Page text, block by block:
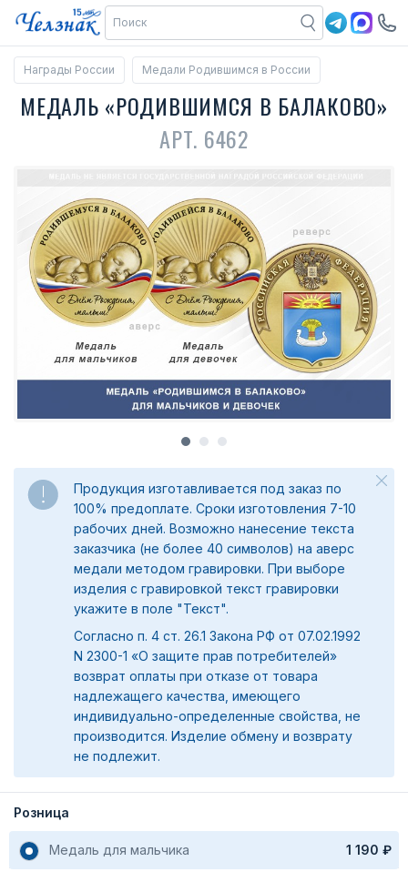
Награды России Медали Родившимся в России
МЕДАЛЬ «РОДИВШИМСЯ В БАЛАКОВО»
АРТ. 6462
Продукция изготавливается под заказ по
100% предоплате. Сроки изготовления 7-10
рабочих дней. Возможно нанесение текста
заказчика (не более 40 символов) на аверс
медали методом гравировки. При выборе
изделия с гравировкой текст гравировки
укажите в поле "Текст".
Согласно п. 4 ст. 26.1 Закона РФ от 07.02.1992
N 2300-1 «О защите прав потребителей»
возврат оплаты при отказе от товара
надлежащего качества, имеющего
индивидуально-определенные свойства, не
производится. Изделие обмену и возврату
не подлежит.
Розница
Медаль для мальчика 1 190 ₽